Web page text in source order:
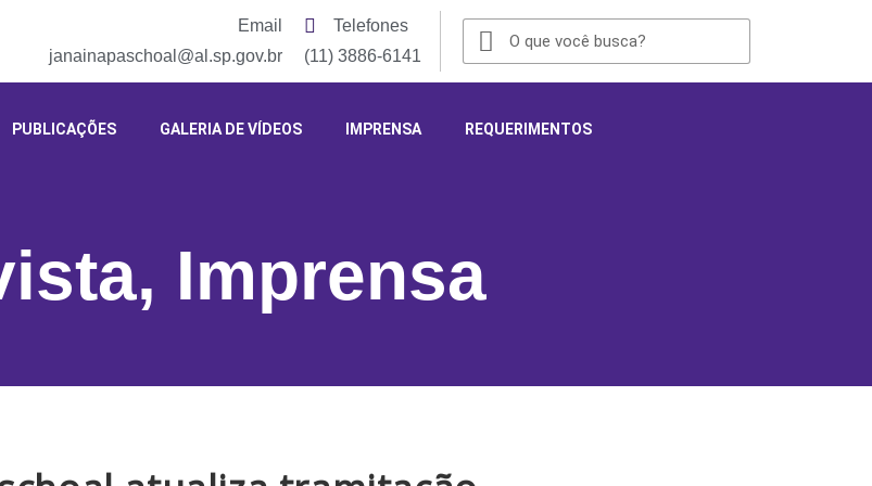
Email
janainapaschoal@al.sp.gov.br
Telefones
(11) 3886-6141
PUBLICAÇÕES GALERIA DE VÍDEOS IMPRENSA REQUERIMENTOS
, Imprensa